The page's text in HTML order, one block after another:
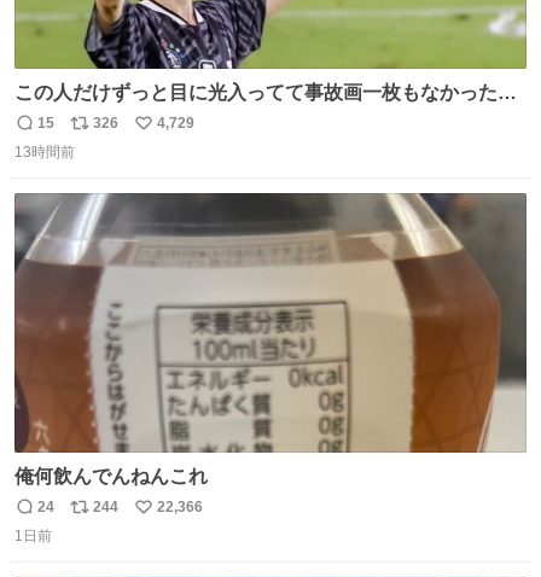
この人だけずっと目に光入ってて事故画一枚もなかったす
ごい #TravisJapan #Jリーグ
返
信
15
リ
ポ
ト
数
326
い
4,729
13時間前
俺何飲んでんねんこれ
返
信
24
リ
244
い
22,366
1日前